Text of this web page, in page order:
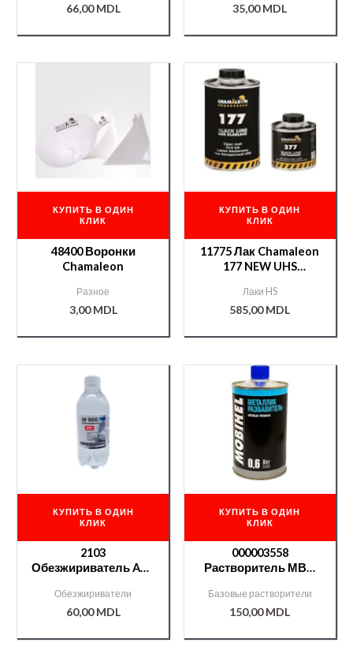
66,00MDL 35,00MDL
КУПИТЬ В ОДИН
КЛИК
48400 Воронки
Chamaleon
Разное
3,00MDL
КУПИТЬ В ОДИН
КЛИК
11775 Лак Chamaleon
177 NEW UHS
Лаки HS
585,00MDL
КУПИТЬ В ОДИН
КЛИК
2103
Обезжириватель APP
Обезжириватели
60,00MDL
КУПИТЬ В ОДИН
КЛИК
000003558
Растворитель МВН
Базовые растворители
150,00MDL